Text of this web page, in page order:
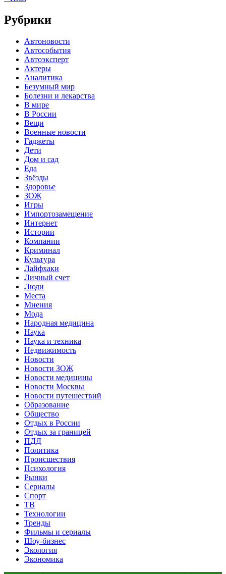
Рубрики
Автоновости
Автособытия
Автоэксперт
Актеры
Аналитика
Безумный мир
Болезни и лекарства
В мире
В России
Вещи
Военные новости
Гаджеты
Дети
Дом и сад
Еда
Звёзды
Здоровье
ЗОЖ
Игры
Импортозамещение
Интернет
Истории
Компании
Криминал
Культура
Лайфхаки
Личный счет
Люди
Места
Мнения
Мода
Народная медицина
Наука
Наука и техника
Недвижимость
Новости
Новости ЗОЖ
Новости медицины
Новости Москвы
Новости путешествий
Образование
Общество
Отдых в России
Отдых за границей
ПДД
Политика
Происшествия
Психология
Рынки
Сериалы
Спорт
ТВ
Технологии
Тренды
Фильмы и сериалы
Шоу-бизнес
Экология
Экономика